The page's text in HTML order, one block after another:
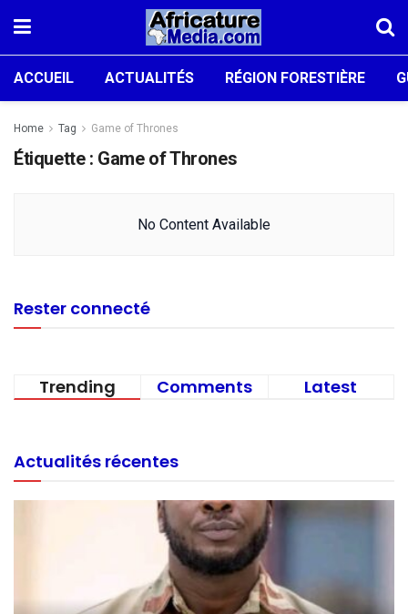
ACCUEIL ACTUALITÉS RÉGION FORESTIÈRE
Home Tag Game of Thrones
Étiquette : Game of Thrones
No Content Available
Rester connecté
Trending Comments Latest
Actualités récentes